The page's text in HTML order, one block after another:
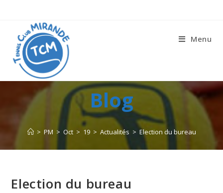
Menu
Blog
> PM > Oct > 19 > Actualités > Election du bureau
Election du bureau